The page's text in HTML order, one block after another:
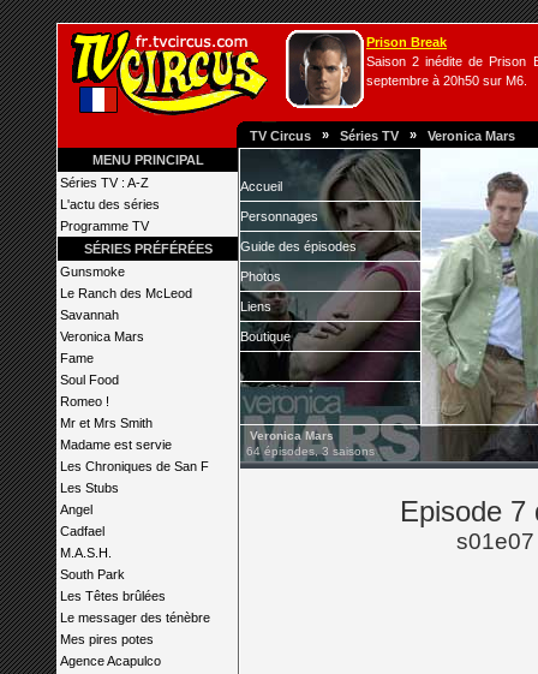
Prison Break
Saison 2 inédite de Prison
septembre à 20h50 sur M6.
TV Circus » Séries TV » Veronica Mars
MENU PRINCIPAL
Séries TV : A-Z
L'actu des séries
Programme TV
SÉRIES PRÉFÉRÉES
Gunsmoke
Le Ranch des McLeod
Savannah
Veronica Mars
Fame
Soul Food
Romeo !
Mr et Mrs Smith
Madame est servie
Les Chroniques de San F
Les Stubs
Angel
Cadfael
M.A.S.H.
South Park
Les Têtes brûlées
Le messager des ténèbre
Mes pires potes
Agence Acapulco
Accueil
Personnages
Guide des épisodes
Photos
Liens
Boutique
Veronica Mars
64 épisodes, 3 saisons
Episode 7